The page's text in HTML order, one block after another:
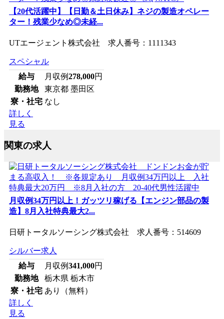
【20代活躍中】【日勤＆土日休み】ネジの製造オペレー
ター！残業少なめ◎未経...
UTエージェント株式会社 求人番号：1111343
スペシャル
給与
月収例278,000円
勤務地
東京都 墨田区
寮・社宅 なし
詳しく
見る
関東の求人
月収例34万円以上！ガッツリ稼げる【エンジン部品の製
造】8月入社特典最大2...
日研トータルソーシング株式会社 求人番号：514609
シルバー求人
給与
月収例341,000円
勤務地
栃木県 栃木市
寮・社宅 あり（無料）
詳しく
見る